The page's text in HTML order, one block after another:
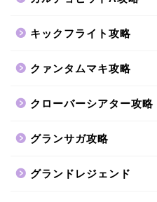
キックフライト攻略
クァンタムマキ攻略
クローバーシアター攻略
グランサガ攻略
グランドレジェンド